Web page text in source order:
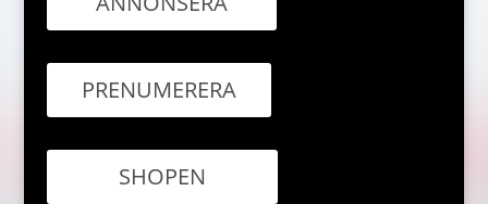
PRENUMERERA
SHOPEN